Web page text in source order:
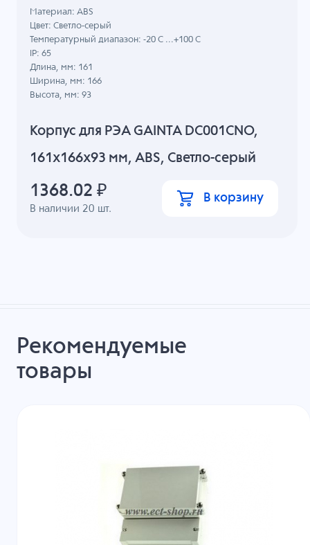
Корпус для РЭА GAINTA DC001CNO,
161x166x93 мм, ABS, Светло-серый
В наличии 20 шт.
Материал: ABS
Цвет: Светло-серый
Температурный диапазон: -20 C ...+100 C
IP: 65
Длина, мм: 161
Ширина, мм: 166
Высота, мм: 93
1368.02 ₽ В корзину
Рекомендуемые
товары